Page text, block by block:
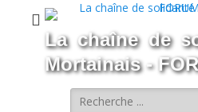
La chaîne de
Mortainais -
Rechercher :